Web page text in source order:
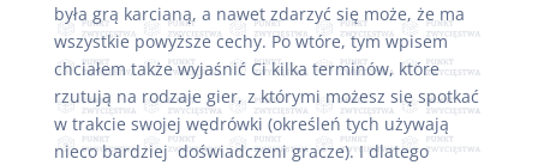
była grą karcianą, a nawet zdarzyć się może, że ma
wszystkie powyższe cechy. Po wtóre, tym wpisem
chciałem także wyjaśnić Ci kilka terminów, które
rzutują na rodzaje gier, z którymi możesz się spotkać
w trakcie swojej wędrówki (określeń tych używają
nieco bardziej doświadczeni gracze). I dlatego